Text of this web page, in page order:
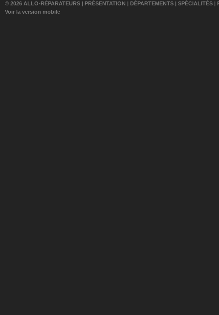
© 2026 ALLO-RÉPARATEURS | PRÉSENTATION | DÉPARTEMENTS | SPÉCIALITÉS |
Voir la version mobile